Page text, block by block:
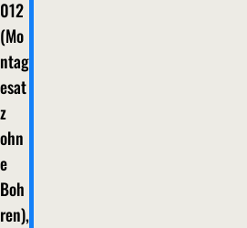
012
(Mo
ntag
esat
z
ohn
e
Boh
ren),